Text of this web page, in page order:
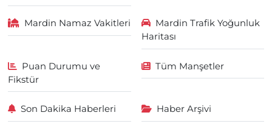
Mardin Namaz Vakitleri
Mardin Trafik Yoğunluk
Haritası
Puan Durumu ve
Fikstür
Tüm Manşetler
Son Dakika Haberleri Haber Arşivi